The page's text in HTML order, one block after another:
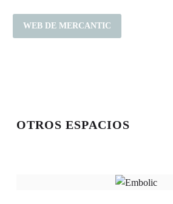
WEB DE MERCANTIC
OTROS ESPACIOS